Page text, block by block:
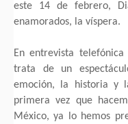
este 14 de febrero,
enamorados, la víspera.
En entrevista
trata de un
emoción, la historia y
primera vez que
México, ya lo hemos